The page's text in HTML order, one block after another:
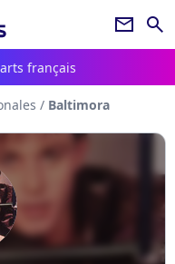
newsletter search
français
/ Baltimora